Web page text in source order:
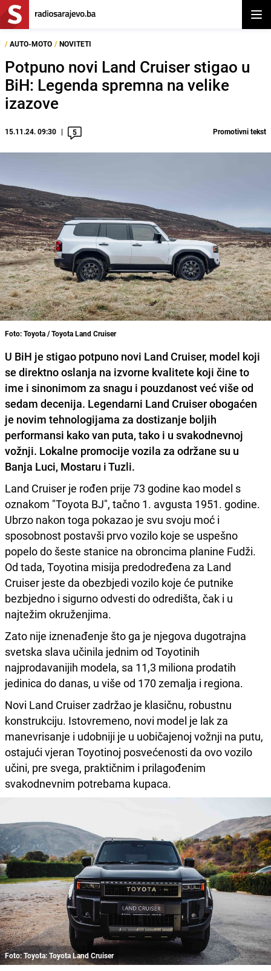
/ AUTO-MOTO / NOVITETI
Potpuno novi Land Cruiser stigao u
BiH: Legenda spremna na velike
izazove
15.11.24. 09:30 5 Promotivni tekst
Foto: Toyota / Toyota Land Cruiser
U BiH je stigao potpuno novi Land Cruiser, model koji
se direktno oslanja na izvorne kvalitete koji čine to
ime i sinonimom za snagu i pouzdanost već više od
sedam decenija. Legendarni Land Cruiser obogaćen
je novim tehnologijama za dostizanje boljih
performansi kako van puta, tako i u svakodnevnoj
vožnji. Lokalne promocije vozila za održane su u
Banja Luci, Mostaru i Tuzli.
Land Cruiser je rođen prije 73 godine kao model s
oznakom "Toyota BJ", tačno 1. avgusta 1951. godine.
Ubrzo nakon toga pokazao je svu svoju moć i
sposobnost postavši prvo vozilo koje se uspešno
popelo do šeste stanice na obroncima planine Fudži.
Od tada, Toyotina misija predodređena za Land
Cruiser jeste da obezbjedi vozilo koje će putnike
bezbjedno i sigurno odvesti do odredišta, čak i u
najtežim okruženjima.
Zato nije iznenađenje što ga je njegova dugotrajna
svetska slava učinila jednim od Toyotinih
najprodavanijih modela, sa 11,3 miliona prodatih
jedinica do danas, u više od 170 zemalja i regiona.
Novi Land Cruiser zadržao je klasičnu, robustnu
konstrukciju. Istovremeno, novi model je lak za
manevrisanje i udobniji je u uobičajenoj vožnji na putu,
ostajući vjeran Toyotinoj posvećenosti da ovo vozilo
učini, pre svega, praktičnim i prilagođenim
svakodnevnim potrebama kupaca.
Foto: Toyota: Toyota Land Cruiser